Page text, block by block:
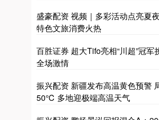
盛豪配资 视频｜多彩活动点亮夏
特色文旅消费火热
百胜证券 超大Tifo亮相“川超”冠军
全场激情
振兴配资 新疆发布高温黄色预警
50℃ 多地迎极端高温天气